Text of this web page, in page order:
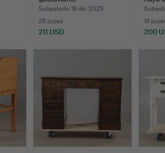
Subastado 19 dic 2025
26 pujas
211 USD
19
200